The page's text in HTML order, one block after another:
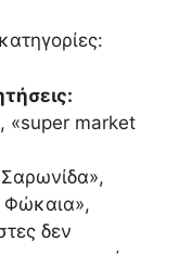
«super market
Φώκαια»,
δεν